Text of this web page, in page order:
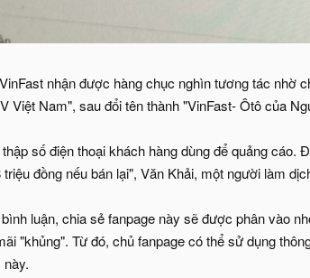
nhận được hàng chục nghìn tương tác nhờ
Việt Nam", sau đổi tên thành "VinFast- Ôtô của
số điện thoại khách hàng dùng để quảng cáo.
đồng nếu bán lại", Văn Khải, một người làm
luận, chia sẻ fanpage này sẽ được phân vào
"khủng". Từ đó, chủ fanpage có thể sử dụng